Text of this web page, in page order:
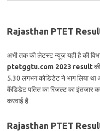
Rajasthan PTET
अभी तक की लेटस्ट न्यूज़ यही है की
ptetggtu.com 2023 result
5.30 लगभग कोडिडेट ने भाग लिया था
कैंडिडेट पतित का रिजल्ट का इंतजार कर
करवाई है
Rajasthan PTET